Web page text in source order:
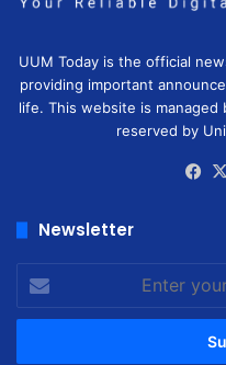
UUM Today is the official
providing important
life. This website is
reserved by
Newsletter
Enter
your
Email